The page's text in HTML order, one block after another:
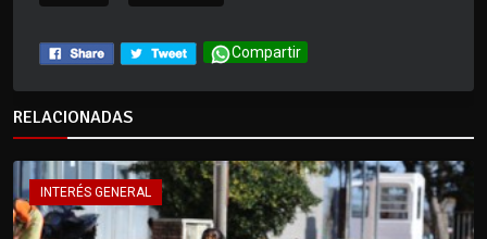
Compartir
RELACIONADAS
INTERÉS GENERAL